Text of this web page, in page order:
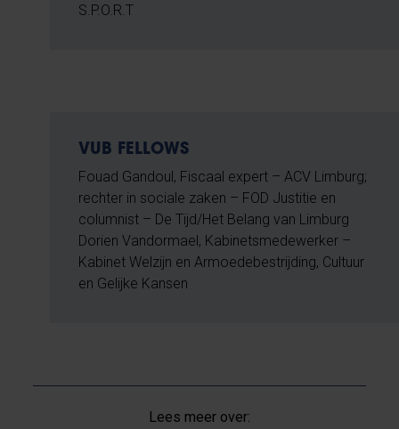
S.P.O.R.T
VUB FELLOWS
Fouad Gandoul, Fiscaal expert – ACV Limburg;
rechter in sociale zaken – FOD Justitie en
columnist – De Tijd/Het Belang van Limburg
Dorien Vandormael, Kabinetsmedewerker –
Kabinet Welzijn en Armoedebestrijding, Cultuur
en Gelijke Kansen
Lees meer over: